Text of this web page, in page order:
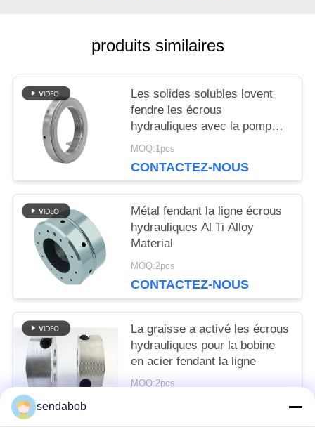
DU
SITE
POLITIQUE
DE
CONFIDENTIALITÉ
produits similaires
Les solides solubles lovent
fendre les écrous
hydrauliques avec la pompe à
haute pression de graisse
MOQ:1pcs
CONTACTEZ-NOUS
Métal fendant la ligne écrous
hydrauliques Al Ti Alloy
Material
MOQ:2pcs
CONTACTEZ-NOUS
La graisse a activé les écrous
hydrauliques pour la bobine
en acier fendant la ligne
MOQ:2pcs
sendabob